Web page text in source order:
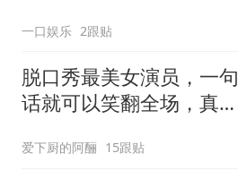
一口娱乐 2跟贴
脱口秀最美女演员，一句
话就可以笑翻全场，真是
爱下厨的阿酾 15跟贴